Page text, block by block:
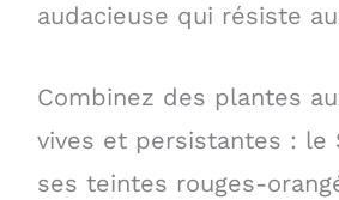
audacieuse qui résiste
Combinez des plantes
vives et persistantes : le
ses teintes rouges-